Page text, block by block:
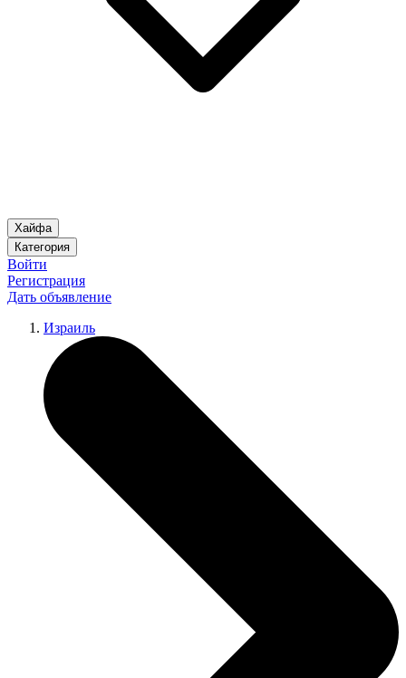
Хайфа
Категория
Войти
Регистрация
Дать объявление
Израиль